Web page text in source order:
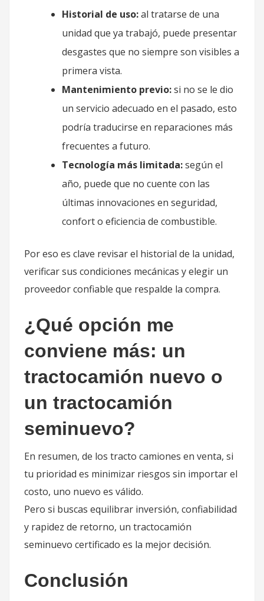
Historial de uso:al tratarse de una
unidad que ya trabajó, puede presentar
desgastes que no siempre son visibles a
primera vista.
Mantenimiento previo:si no se le dio
un servicio adecuado en el pasado, esto
podría traducirse en reparaciones más
frecuentes a futuro.
Tecnología más limitada:según el
año, puede que no cuente con las
últimas innovaciones en seguridad,
confort o eficiencia de combustible.
Por eso es clave revisar el historial de la unidad,
verificar sus condiciones mecánicas y elegir un
proveedor confiable que respalde la compra.
¿Qué opción me
conviene más: un
tractocamión nuevo o
un tractocamión
seminuevo?
En resumen, de los tracto camiones en venta, si
tu prioridad es minimizar riesgos sin importar el
costo, uno nuevo es válido.
Pero si buscas equilibrar inversión, confiabilidad
y rapidez de retorno, un tractocamión
seminuevo certificado es la mejor decisión.
Conclusión